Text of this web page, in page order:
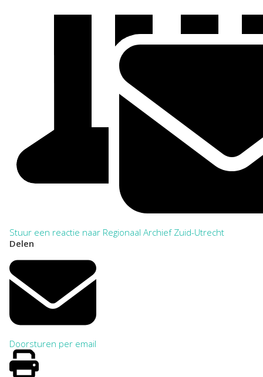
Stuur een reactie naar Regionaal Archief Zuid-Utrecht
Delen
Doorsturen per email